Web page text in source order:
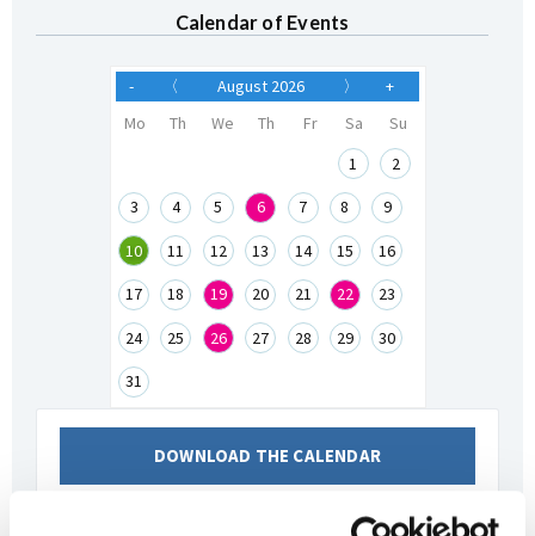
Calendar of Events
- 〈 August 2026 〉
+
Mo
Th We Th Fr Sa
Su
1
2
3 4 5 6 7 8 9
10 11 12 13 14 15 16
17 18 19 20 21 22 23
24 25 26 27 28 29 30
31
DOWNLOAD THE CALENDAR